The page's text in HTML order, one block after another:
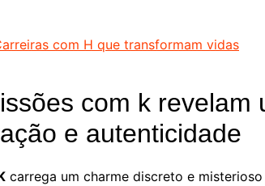
com H que transformam vidas
com k revelam
e autenticidade
carrega um charme discreto e